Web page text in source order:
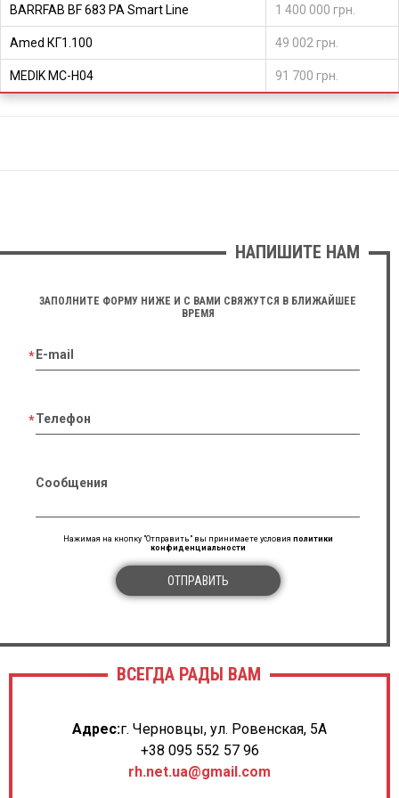
BARRFAB BF 683 PA Smart Line 1 400 000 грн.
Amed КГ1.100 49 002 грн.
MEDIK MC-H04 91 700 грн.
НАПИШИТЕ НАМ
ЗАПОЛНИТЕ ФОРМУ НИЖЕ И С ВАМИ СВЯЖУТСЯ В БЛИЖАЙШЕЕ
ВРЕМЯ
E-mail
Телефон
Сообщения
Нажимая на кнопку "Отправить" вы принимаете условия политики
конфиденциальности
ОТПРАВИТЬ
ВСЕГДА РАДЫ ВАМ
Адрес:г. Черновцы, ул. Ровенская, 5А
+38 095 552 57 96
rh.net.ua@gmail.com